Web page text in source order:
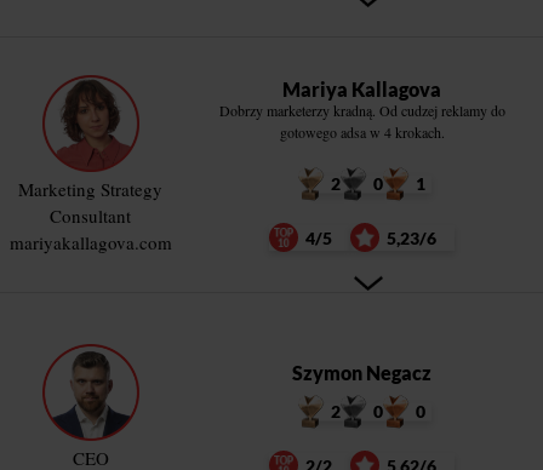
Marketing Strategy
Consultant
mariyakallagova.com
Mariya Kallagova
Dobrzy marketerzy kradną. Od cudzej reklamy do
gotowego adsa w 4 krokach.
2 0 1
4/5 5,23/6
CEO
Szymon Negacz
2 0 0
2/2 5,62/6